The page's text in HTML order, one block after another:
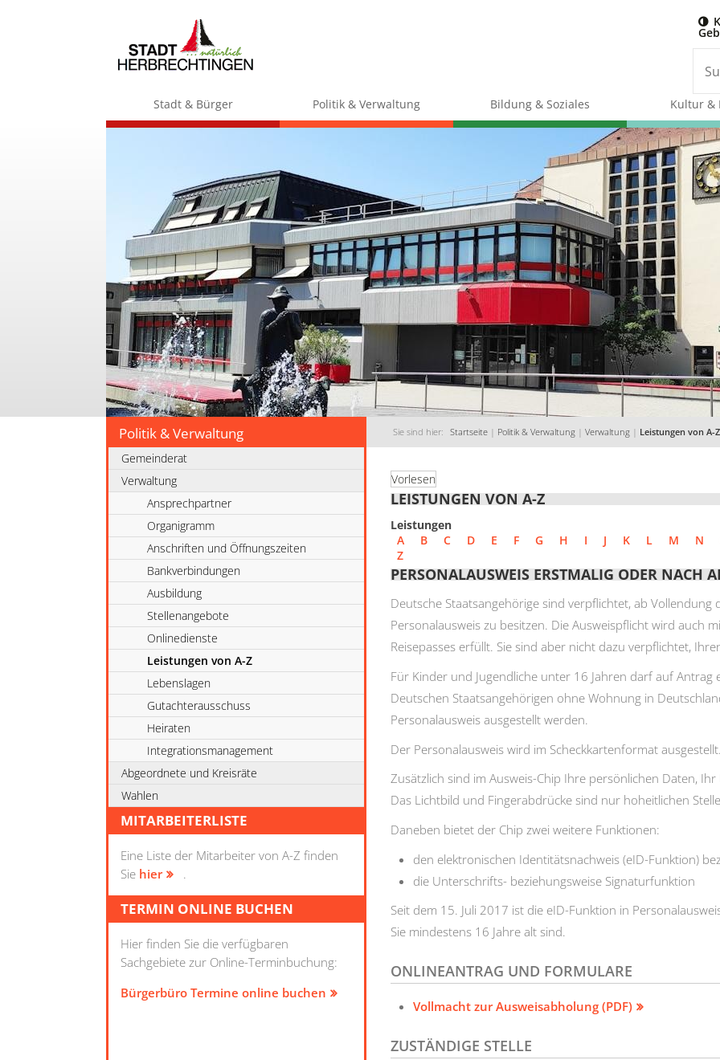
Stadt & Bürger Politik & Verwaltung Bildung & Soziales Kultur &
Politik & Verwaltung Sie sind hier: Startseite | Politik & Verwaltung | Verwaltung | Leistungen von A-Z
Gemeinderat
Verwaltung
Ansprechpartner
Organigramm
Anschriften und Öffnungszeiten
Bankverbindungen
Ausbildung
Stellenangebote
Onlinedienste
Leistungen von A-Z
Lebenslagen
Gutachterausschuss
Heiraten
Integrationsmanagement
Abgeordnete und Kreisräte
Wahlen
MITARBEITERLISTE
Eine Liste der Mitarbeiter von A-Z finden
Sie hier .
TERMIN ONLINE BUCHEN
Hier finden Sie die verfügbaren
Sachgebiete zur Online-Terminbuchung:
Bürgerbüro Termine online buchen
Vorlesen
LEISTUNGEN VON A-Z
Leistungen
A
B C D E F G H I J K L M N
Z
PERSONALAUSWEIS ERSTMALIG ODER NACH
Deutsche Staatsangehörige sind verpflichtet, ab Vollendung
Personalausweis zu besitzen. Die Ausweispflicht wird auch
Reisepasses erfüllt. Sie sind aber nicht dazu verpflichtet,
Für Kinder und Jugendliche unter 16 Jahren darf auf Antrag
Deutschen Staatsangehörigen ohne Wohnung in
Personalausweis ausgestellt werden.
Der Personalausweis wird im Scheckkartenformat ausgestellt.
Zusätzlich sind im Ausweis-Chip Ihre persönlichen Daten,
Das Lichtbild und Fingerabdrücke sind nur hoheitlichen
Daneben bietet der Chip zwei weitere Funktionen:
den elektronischen Identitätsnachweis (eID-Funktion)
die Unterschrifts- beziehungsweise Signaturfunktion
Seit dem 15. Juli 2017 ist die eID-Funktion in
Sie mindestens 16 Jahre alt sind.
ONLINEANTRAG UND FORMULARE
Vollmacht zur Ausweisabholung (PDF)
ZUSTÄNDIGE STELLE